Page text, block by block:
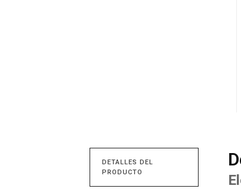
DETALLES DEL
PRODUCTO